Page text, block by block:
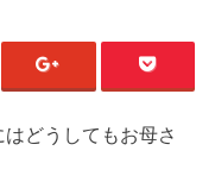
どうしてもお母さ